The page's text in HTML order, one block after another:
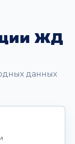
ЖД
данных